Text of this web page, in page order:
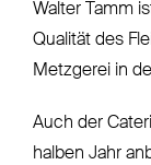
Walter Tamm
Qualität des
Metzgerei in
Auch der
halben Jahr